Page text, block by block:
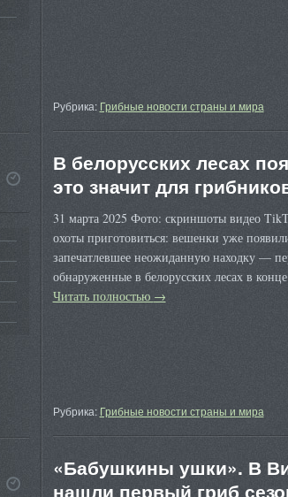
Рубрика: Грибные новости страны и мира
В белорусских лесах
это значит для
31 марта 2025 Фото: скриншоты видео
охоты приготовиться: вешенки уже
запечатлевшее неожиданную находку —
обнаруженные в белорусских лесах в
Читать полностью →
Рубрика: Грибные новости страны и мира
«Бабушкины ушки». В
нашли первый гриб